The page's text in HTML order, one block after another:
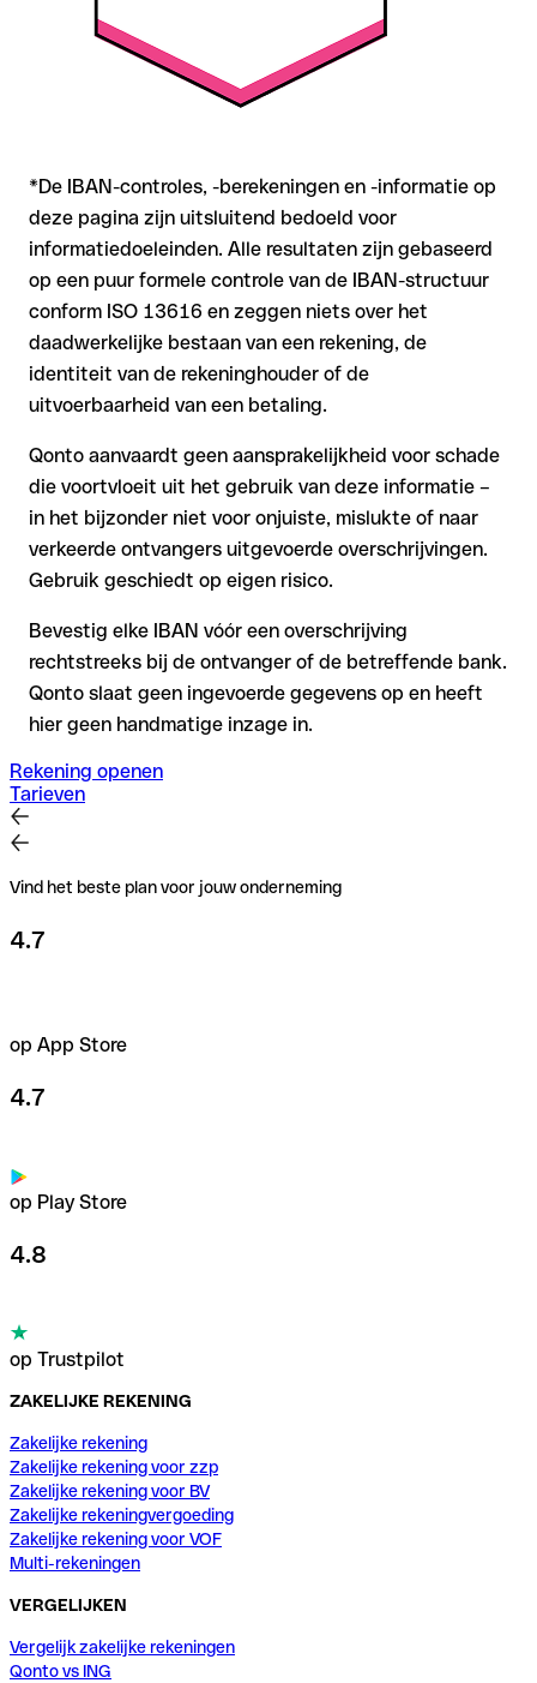
*De IBAN-controles, -berekeningen en -informatie op
deze pagina zijn uitsluitend bedoeld voor
informatiedoeleinden. Alle resultaten zijn gebaseerd
op een puur formele controle van de IBAN-structuur
conform ISO 13616 en zeggen niets over het
daadwerkelijke bestaan van een rekening, de
identiteit van de rekeninghouder of de
uitvoerbaarheid van een betaling.
Qonto aanvaardt geen aansprakelijkheid voor schade
die voortvloeit uit het gebruik van deze informatie –
in het bijzonder niet voor onjuiste, mislukte of naar
verkeerde ontvangers uitgevoerde overschrijvingen.
Gebruik geschiedt op eigen risico.
Bevestig elke IBAN vóór een overschrijving
rechtstreeks bij de ontvanger of de betreffende bank.
Qonto slaat geen ingevoerde gegevens op en heeft
hier geen handmatige inzage in.
Rekening openen
Tarieven
Vind het beste plan voor jouw onderneming
4.7
op App Store
4.7
op Play Store
4.8
op Trustpilot
ZAKELIJKE REKENING
Zakelijke rekening
Zakelijke rekening voor zzp
Zakelijke rekening voor BV
Zakelijke rekeningvergoeding
Zakelijke rekening voor VOF
Multi-rekeningen
VERGELIJKEN
Vergelijk zakelijke rekeningen
Qonto vs ING